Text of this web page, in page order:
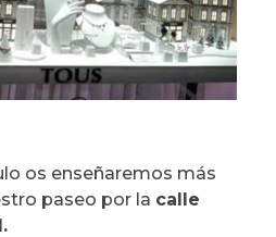
os enseñaremos más
paseo por la calle